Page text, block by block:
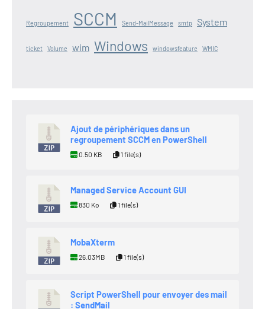
Regroupement SCCM Send-MailMessage smtp System
ticket Volume wim Windows windowsfeature WMIC
Ajout de périphériques dans un
regroupement SCCM en PowerShell
0.50 KB 1 file(s)
Managed Service Account GUI
830 Ko 1 file(s)
MobaXterm
26.03MB 1 file(s)
Script PowerShell pour envoyer des mail
: SendMail